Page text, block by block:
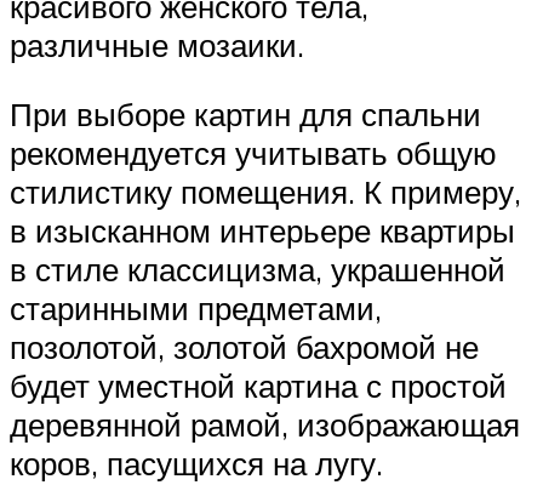
различные мозаики.
При выборе картин для спальни
рекомендуется учитывать общую
стилистику помещения. К примеру,
в изысканном интерьере квартиры
в стиле классицизма, украшенной
старинными предметами,
позолотой, золотой бахромой не
будет уместной картина с простой
деревянной рамой, изображающая
коров, пасущихся на лугу.